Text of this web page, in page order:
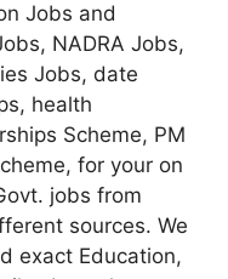
Jobs and
NADRA Jobs,
Jobs, date
health
Scheme, PM
for your on
jobs from
sources. We
exact Education,